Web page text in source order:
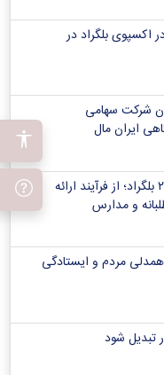
اکسپوی بلگراد در
شرکت سهامی
ایران‌ مال
برگزاری نشست آنلاین هماهنگی اکسپو ۲۰۲۷ بلگراد؛ از فرآیند ارائه
و مدارس
مردم و ایستادگی
تبدیل شود